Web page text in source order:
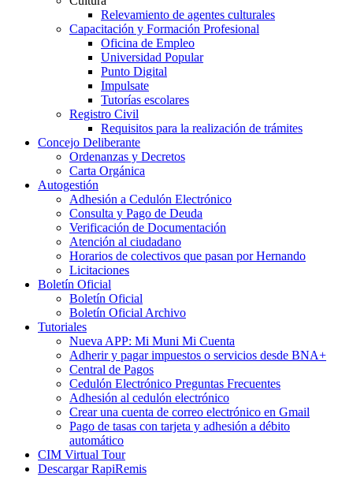
Relevamiento de agentes culturales
Capacitación y Formación Profesional
Oficina de Empleo
Universidad Popular
Punto Digital
Impulsate
Tutorías escolares
Registro Civil
Requisitos para la realización de trámites
Concejo Deliberante
Ordenanzas y Decretos
Carta Orgánica
Autogestión
Adhesión a Cedulón Electrónico
Consulta y Pago de Deuda
Verificación de Documentación
Atención al ciudadano
Horarios de colectivos que pasan por Hernando
Licitaciones
Boletín Oficial
Boletín Oficial
Boletín Oficial Archivo
Tutoriales
Nueva APP: Mi Muni Mi Cuenta
Adherir y pagar impuestos o servicios desde BNA+
Central de Pagos
Cedulón Electrónico Preguntas Frecuentes
Adhesión al cedulón electrónico
Crear una cuenta de correo electrónico en Gmail
Pago de tasas con tarjeta y adhesión a débito
automático
CIM Virtual Tour
Descargar RapiRemis